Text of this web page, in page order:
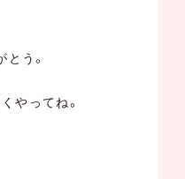
う。
やってね。